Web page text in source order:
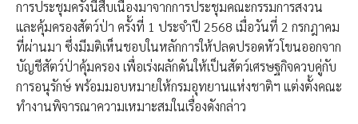
การประชุมครั้งนี้สืบเนื่องมาจากการประชุมคณะกรรมการสงวน
และคุ้มครองสัตว์ป่า ครั้งที่ 1 ประจำปี 2568 เมื่อวันที่ 2 กรกฎาคม
ที่ผ่านมา ซึ่งมีมติเห็นชอบในหลักการให้ปลดปรอดหัวโขนออกจาก
บัญชีสัตว์ป่าคุ้มครอง เพื่อเร่งผลักดันให้เป็นสัตว์เศรษฐกิจควบคู่กับ
การอนุรักษ์ พร้อมมอบหมายให้กรมอุทยานแห่งชาติฯ แต่งตั้งคณะ
ทำงานพิจารณาความเหมาะสมในเรื่องดังกล่าว